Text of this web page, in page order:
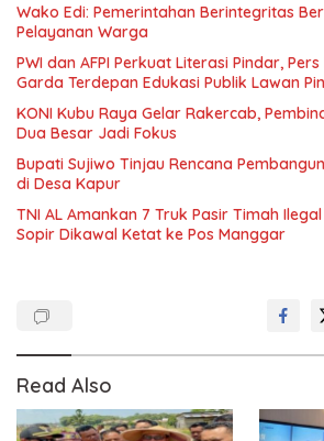
Wako Edi: Pemerintahan Berintegritas
Pelayanan Warga
PWI dan AFPI Perkuat Literasi Pindar,
Garda Terdepan Edukasi Publik Lawan
KONI Kubu Raya Gelar Rakercab,
Dua Besar Jadi Fokus
Bupati Sujiwo Tinjau Rencana
di Desa Kapur
TNI AL Amankan 7 Truk Pasir Timah
Sopir Dikawal Ketat ke Pos Manggar
Read Also